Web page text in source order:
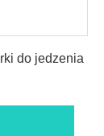
do jedzenia